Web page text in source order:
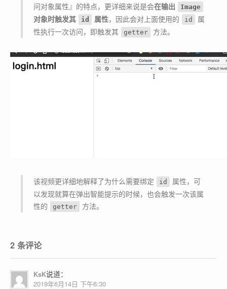
问对象属性』的特点，更详细来说是会在输出 Image
对象时触发其 id 属性，因此会对上面使用的 id
属
性执行一次访问，即触发其
getter 方法。
该视频更详细地解释了为什么需要绑定 id
属性，可
以发现就算在弹出智能提示的时候，也会触发一次该属
性的
getter 方法。
2 条评论
KsK说道：
2019年6月14日 下午6:30